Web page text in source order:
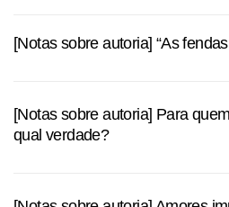
[Notas sobre autoria] “As
[Notas sobre autoria] Para
qual verdade?